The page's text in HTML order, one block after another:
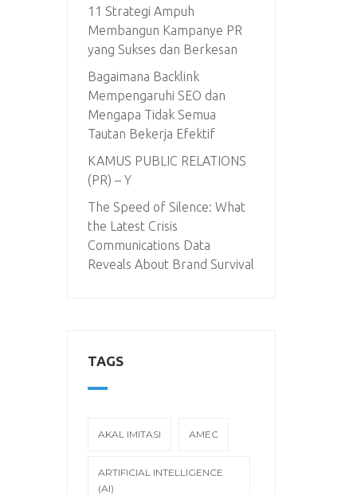
11 Strategi Ampuh
Membangun Kampanye PR
yang Sukses dan Berkesan
Bagaimana Backlink
Mempengaruhi SEO dan
Mengapa Tidak Semua
Tautan Bekerja Efektif
KAMUS PUBLIC RELATIONS
(PR) – Y
The Speed of Silence: What
the Latest Crisis
Communications Data
Reveals About Brand Survival
TAGS
AKAL IMITASI AMEC
ARTIFICIAL INTELLIGENCE
(AI)